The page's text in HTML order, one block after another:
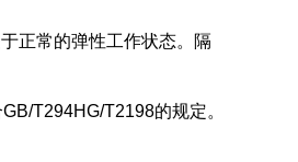
正常的弹性工作状态。隔
T294HG/T2198的规定。